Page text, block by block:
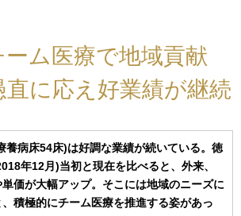
ム医療で地域貢献
直に応え好業績が継続
養病床54床)は好調な業績が続いている。徳
年12月)当初と現在を比べると、外来、
価が大幅アップ。そこには地域のニーズに
積極的にチーム医療を推進する姿があっ